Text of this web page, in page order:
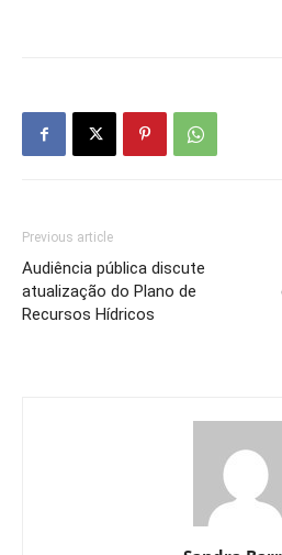
Previous article
Audiência pública discute
atualização do Plano de
Recursos Hídricos